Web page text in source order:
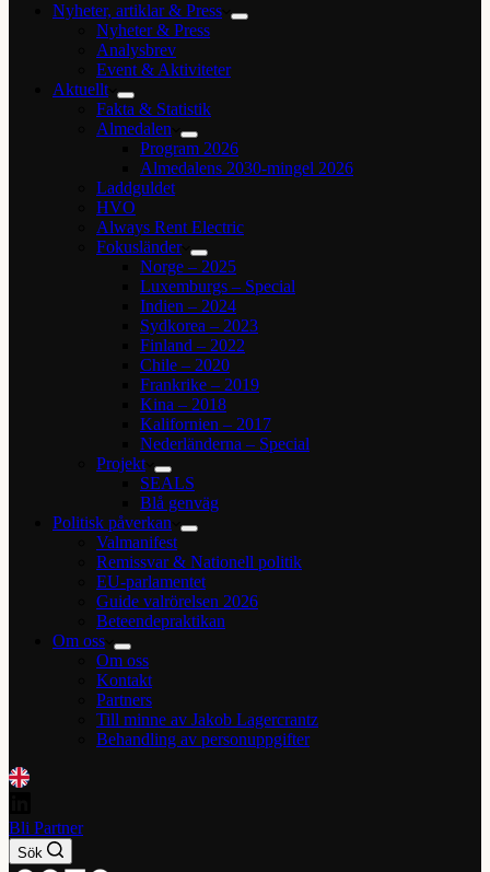
Nyheter, artiklar & Press
Nyheter & Press
Analysbrev
Event & Aktiviteter
Aktuellt
Fakta & Statistik
Almedalen
Program 2026
Almedalens 2030-mingel 2026
Laddguldet
HVO
Always Rent Electric
Fokusländer
Norge – 2025
Luxemburgs – Special
Indien – 2024
Sydkorea – 2023
Finland – 2022
Chile – 2020
Frankrike – 2019
Kina – 2018
Kalifornien – 2017
Nederländerna – Special
Projekt
SEALS
Blå genväg
Politisk påverkan
Valmanifest
Remissvar & Nationell politik
EU-parlamentet
Guide valrörelsen 2026
Beteendepraktikan
Om oss
Om oss
Kontakt
Partners
Till minne av Jakob Lagercrantz
Behandling av personuppgifter
Bli Partner
Sök